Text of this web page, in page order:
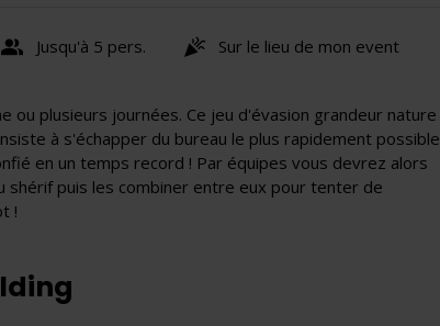
Jusqu'à 5 pers. Sur le lieu de mon event
ou plusieurs journées. Ce jeu d'évasion grandeur nature
à s'échapper du bureau le plus rapidement possible
en un temps record ! Par équipes vous devrez alors
shérif puis les combiner entre eux pour tenter de
!